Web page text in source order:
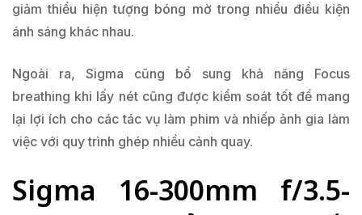
giảm thiểu hiện tượng bóng mờ trong nhiều điều kiện
ánh sáng khác nhau.
Ngoài ra, Sigma cũng bổ sung khả năng Focus
breathing khi lấy nét cũng được kiểm soát tốt để mang
lại lợi ích cho các tác vụ làm phim và nhiếp ảnh gia làm
việc với quy trình ghép nhiều cảnh quay.
Sigma 16-300mm f/3.5-